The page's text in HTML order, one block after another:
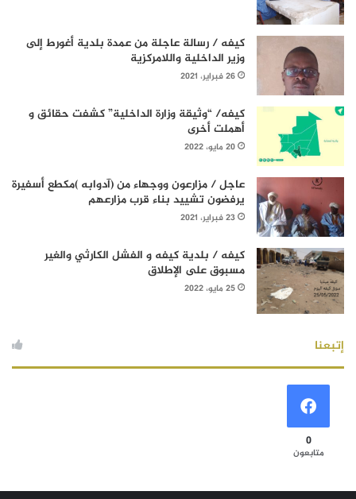
كيفه / رسالة عاجلة من عمدة بلدية أغورط إلى
وزير الداخلية واللامركزية
26 فبراير، 2021
كيفه/ “وثيقة وزارة الداخلية” كشفت حقائق و
أهملت أخرى
20 مايو، 2022
عاجل / مزارعون ووجهاء من (آدوابه )مكطع أسفيرة
يرفضون تشييد بناء قرب مزارعهم
23 فبراير، 2021
كيفه / بلدية كيفه و الفشل الكارثي والغير
مسبوق على الإطلاق
25 مايو، 2022
إتبعنا
0
متابعون